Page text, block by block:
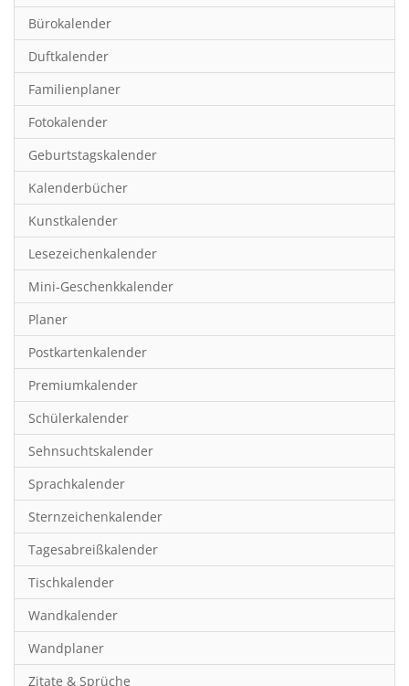
Familienplaner
Fantasy
Film
Fotokunst
Frauen
Fußball
Gaming
Geburtstagskalender
Geschichte
Hobby & Basteln
Humor & Cartoon
Inspiration & Entspannung
Inspiration & Spiritualität
Kinderkalender
Kunst
Länder & Städte
Landschaft & Natur
Lifestyle
Literatur
Manga & Animé
Neutrale Kalender
Bürokalender
Duftkalender
Familienplaner
Fotokalender
Geburtstagskalender
Kalenderbücher
Kunstkalender
Lesezeichenkalender
Mini-Geschenkkalender
Planer
Postkartenkalender
Premiumkalender
Schülerkalender
Sehnsuchtskalender
Sprachkalender
Sternzeichenkalender
Tagesabreißkalender
Tischkalender
Wandkalender
Wandplaner
Zitate & Sprüche